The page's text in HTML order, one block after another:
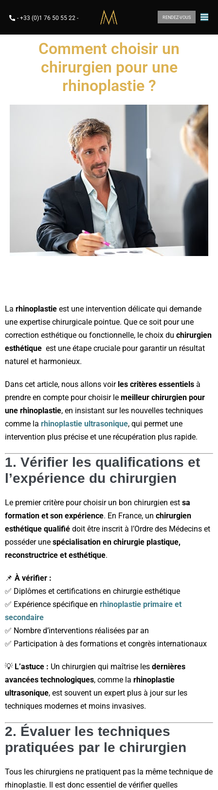
- +33 (0)1 76 50 55 22 - RENDEZ-VOUS
Comment choisir un
chirurgien pour une
rhinoplastie ?
La rhinoplastie est une intervention délicate qui demande
une expertise chirurgicale pointue. Que ce soit pour une
correction esthétique ou fonctionnelle, le choix du chirurgien
esthétique est une étape cruciale pour garantir un résultat
naturel et harmonieux.
Dans cet article, nous allons voir les critères essentiels à
prendre en compte pour choisir le meilleur chirurgien pour
une rhinoplastie, en insistant sur les nouvelles techniques
comme la rhinoplastie ultrasonique, qui permet une
intervention plus précise et une récupération plus rapide.
1. Vérifier les qualifications et
l’expérience du chirurgien
Le premier critère pour choisir un bon chirurgien est sa
formation et son expérience. En France, un chirurgien
esthétique qualifié doit être inscrit à l’Ordre des Médecins et
posséder une spécialisation en chirurgie plastique,
reconstructrice et esthétique.
📌 À vérifier :
✅ Diplômes et certifications en chirurgie esthétique
✅ Expérience spécifique en rhinoplastie primaire et
secondaire
✅ Nombre d’interventions réalisées par an
✅ Participation à des formations et congrès internationaux
💡 L’astuce : Un chirurgien qui maîtrise les dernières
avancées technologiques, comme la rhinoplastie
ultrasonique, est souvent un expert plus à jour sur les
techniques modernes et moins invasives.
2. Évaluer les techniques
pratiquées par le chirurgien
Tous les chirurgiens ne pratiquent pas la même technique de
rhinoplastie. Il est donc essentiel de vérifier quelles